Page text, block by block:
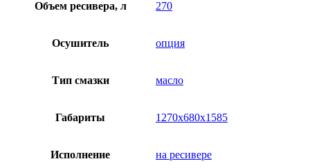
Объем ресивера, л 270
Осушитель опция
Тип смазки масло
Габариты 1270x680x1585
Исполнение на ресивере